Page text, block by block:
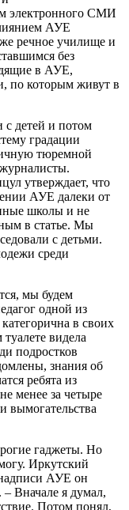
электронного СМИ
АУЕ
речное училище и
без
в АУЕ,
по которым живут в
с детей и потом
градации
тюремной
утверждает, что
АУЕ далеки от
школы и не
в статье. Мы
с детьми.
среди
мы будем
одной из
в своих
видела
подростков
знания об
ребята из
менее за четыре
вымогательства
гаджеты. Но
Иркутский
надписи АУЕ он
– Вначале я думал,
Потом понял,